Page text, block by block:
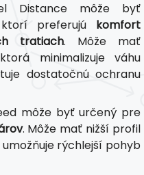
Distance môže byť
preferujú komfort
tratiach. Môže mať
minimalizuje váhu
dostatočnú ochranu
môže byť určený pre
. Môže mať nižší profil
rýchlejší pohyb